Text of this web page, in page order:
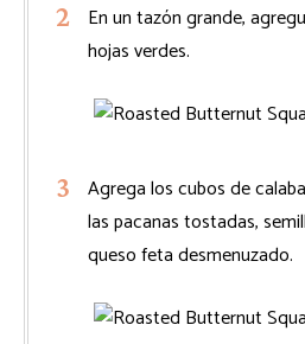
En un tazón grande,
hojas verdes.
Agrega los cubos de
las pacanas tostadas,
queso feta desmenuzado.